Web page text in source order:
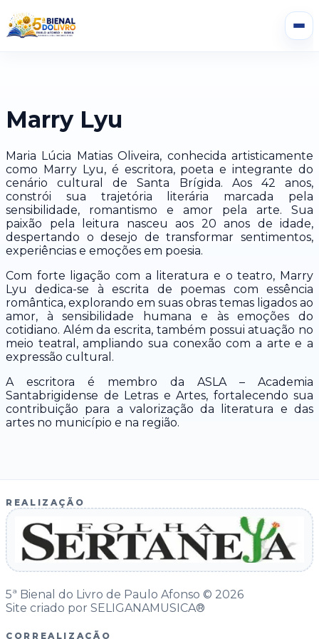
Marry Lyu
Maria Lúcia Matias Oliveira, conhecida artisticamente
como Marry Lyu, é escritora, poeta e integrante do
cenário cultural de Santa Brígida. Aos 42 anos,
constrói sua trajetória literária marcada pela
sensibilidade, romantismo e amor pela arte. Sua
paixão pela leitura nasceu aos 20 anos de idade,
despertando o desejo de transformar sentimentos,
experiências e emoções em poesia.
Com forte ligação com a literatura e o teatro, Marry
Lyu dedica-se à escrita de poemas com essência
romântica, explorando em suas obras temas ligados ao
amor, à sensibilidade humana e às emoções do
cotidiano. Além da escrita, também possui atuação no
meio teatral, ampliando sua conexão com a arte e a
expressão cultural.
A escritora é membro da ASLA – Academia
Santabrigidense de Letras e Artes, fortalecendo sua
contribuição para a valorização da literatura e das
artes no município e na região.
REALIZAÇÃO
5ª Bienal do Livro de Paulo Afonso © 2026
Site criado por SELIGANAMUSICA®
CORREALIZAÇÃO